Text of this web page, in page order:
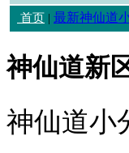
首页 | 最新神仙道
神仙道新
神仙道小